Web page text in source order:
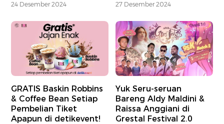
24 Desember 2024 27 Desember 2024
GRATIS Baskin Robbins
& Coffee Bean Setiap
Pembelian Tiket
Apapun di detikevent!
Yuk Seru-seruan
Bareng Aldy Maldini &
Raissa Anggiani di
Grestal Festival 2.0